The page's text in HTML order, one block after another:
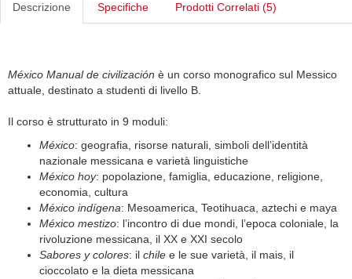
Descrizione Specifiche Prodotti Correlati (5)
México Manual de civilización è un corso monografico sul Messico
attuale, destinato a studenti di livello B.
Il corso è strutturato in 9 moduli:
México: geografia, risorse naturali, simboli dell’identità
nazionale messicana e varietà linguistiche
México hoy: popolazione, famiglia, educazione, religione,
economia, cultura
México indígena: Mesoamerica, Teotihuaca, aztechi e maya
México mestizo: l’incontro di due mondi, l’epoca coloniale, la
rivoluzione messicana, il XX e XXI secolo
Sabores y colores: il chile e le sue varietà, il mais, il
cioccolato e la dieta messicana